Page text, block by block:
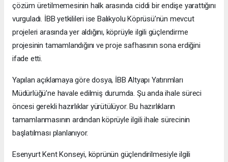
çözüm üretilmemesinin halk arasında ciddi bir endişe yarattığını
vurguladı. İBB yetkilileri ise Balıkyolu Köprüsü’nün mevcut
projeleri arasında yer aldığını, köprüyle ilgili güçlendirme
projesinin tamamlandığını ve proje safhasının sona erdiğini
ifade etti.
Yapılan açıklamaya göre dosya, İBB Altyapı Yatırımları
Müdürlüğü’ne havale edilmiş durumda. Şu anda ihale süreci
öncesi gerekli hazırlıklar yürütülüyor. Bu hazırlıkların
tamamlanmasının ardından köprüyle ilgili ihale sürecinin
başlatılması planlanıyor.
Esenyurt Kent Konseyi, köprünün güçlendirilmesiyle ilgili